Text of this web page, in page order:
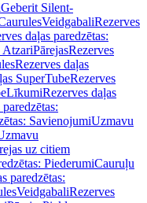
Geberit Silent-
VeidgabaliRezerves
daļas paredzētas:
AtzariPārejasRezerves
Rezerves daļas
SuperTubeRezerves
LīkumiRezerves daļas
SavienojumiUzmavu
uz citiem
PiederumiCauruļu
paredzētas:
VeidgabaliRezerves